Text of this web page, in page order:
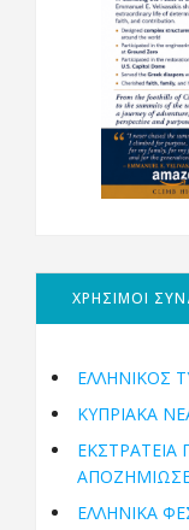
ΧΡΗΣΙΜΟΙ
ΕΛΛΗΝΙΚΟΣ
ΚΥΠΡΙΑΚΑ
ΕΚΣΤΡΑΤΕΙΑ
ΕΛΛΗΝΙΚΆ